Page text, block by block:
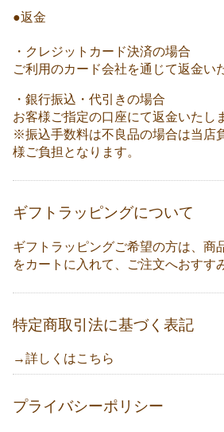
●返金
・クレジットカード決済の場合
ご利用のカード会社を通じて返金い
・銀行振込・代引きの場合
お客様ご指定の口座にて返金いたし
※振込手数料は不良品の場合は当店
様ご負担となります。
ギフトラッピングについて
ギフトラッピングご希望の方は、商
をカートに入れて、ご注文へおすす
特定商取引法に基づく表記
→詳しくはこちら
プライバシーポリシー